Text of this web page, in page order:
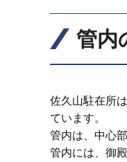
管内
佐久山駐在所
ています。
管内は、中心
管内には、御